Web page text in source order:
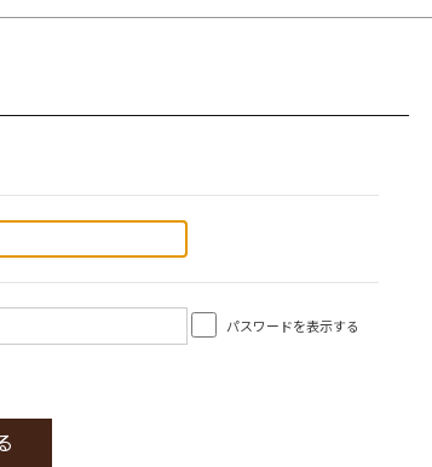
パスワードを表示する